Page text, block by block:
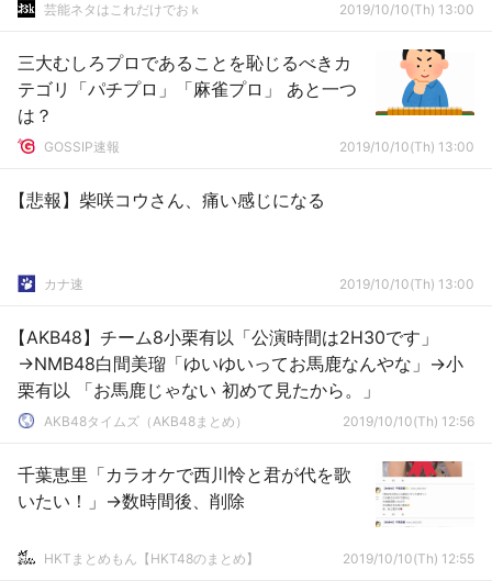
芸能ネタはこれだけでおｋ 2019/10/10(Th) 13:00
三大むしろプロであることを恥じるべきカ
テゴリ「パチプロ」「麻雀プロ」 あと一つ
は？
GOSSIP速報 2019/10/10(Th) 13:00
【悲報】柴咲コウさん、痛い感じになる
カナ速 2019/10/10(Th) 13:00
【AKB48】チーム8小栗有以「公演時間は2H30です」
→NMB48白間美瑠「ゆいゆいってお馬鹿なんやな」→小
栗有以 「お馬鹿じゃない 初めて見たから。」
AKB48タイムズ（AKB48まとめ） 2019/10/10(Th) 12:56
千葉恵里「カラオケで西川怜と君が代を歌
いたい！」→数時間後、削除
HKTまとめもん【HKT48のまとめ】 2019/10/10(Th) 12:55